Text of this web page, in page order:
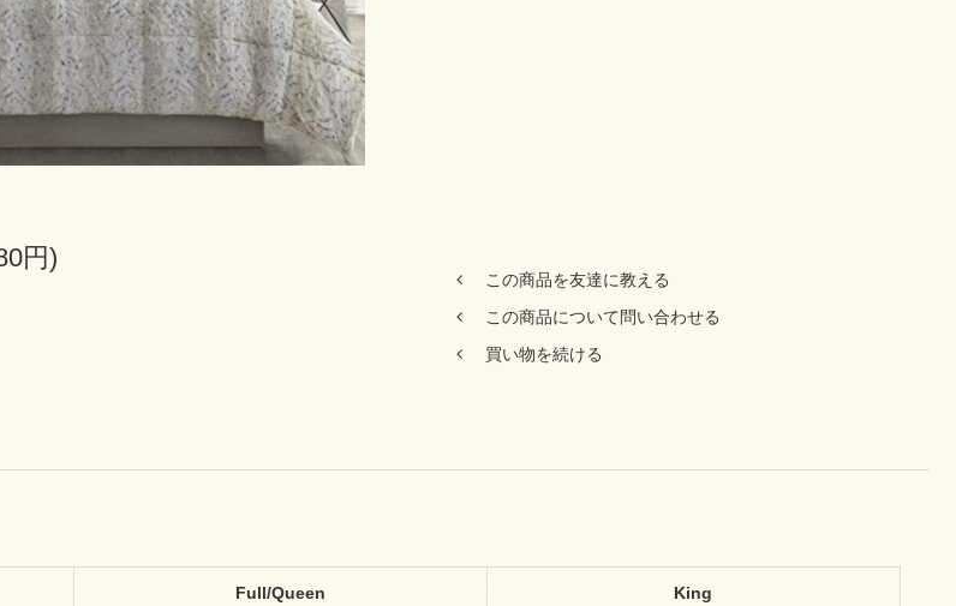
円)
この商品を友達に教える
この商品について問い合わせる
買い物を続ける
Full/Queen King